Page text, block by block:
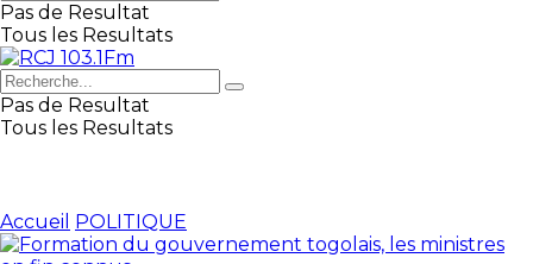
Pas de Resultat
Tous les Resultats
Pas de Resultat
Tous les Resultats
Accueil POLITIQUE